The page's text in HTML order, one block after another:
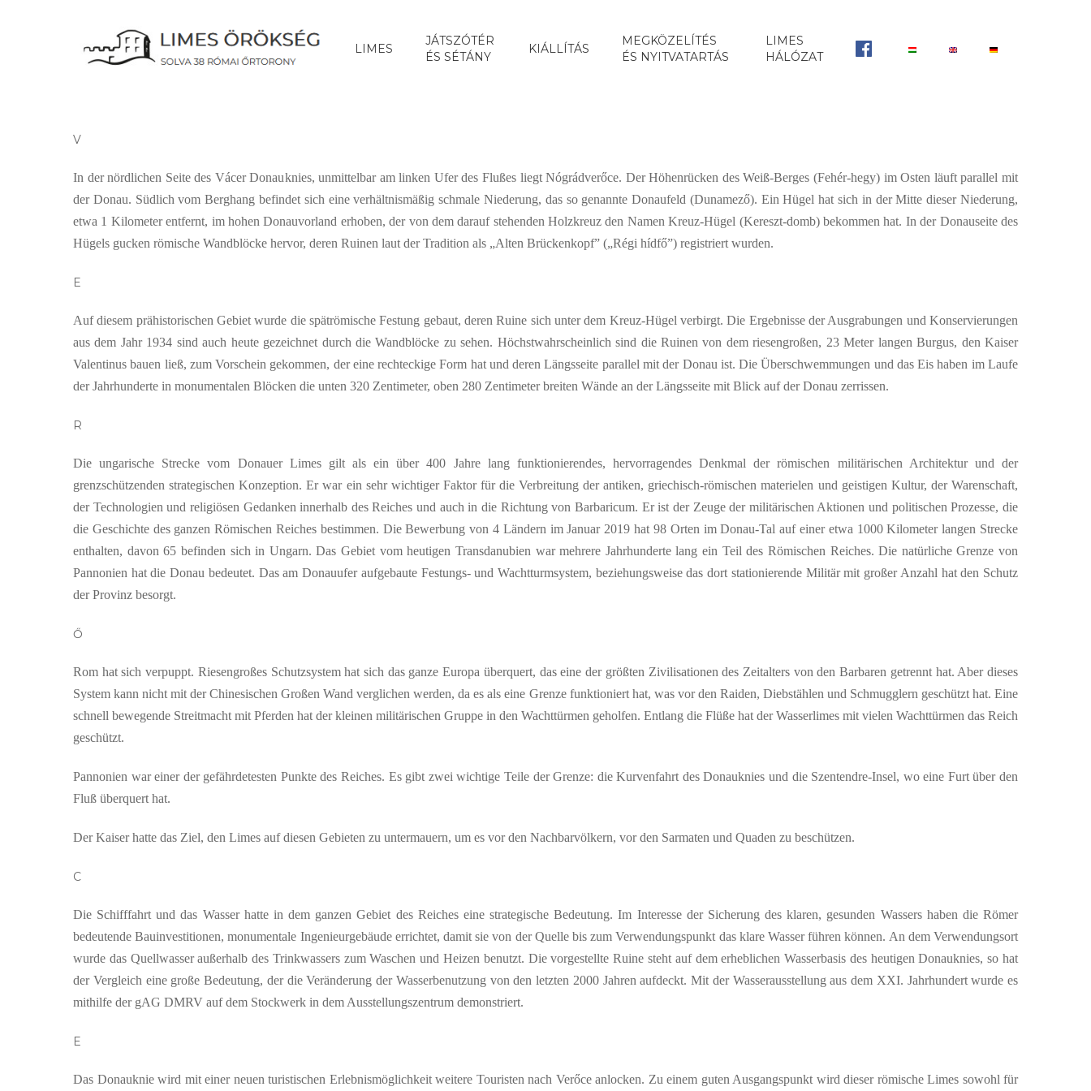
LIMES
JÁTSZÓTÉR
ÉS SÉTÁNY
KIÁLLÍTÁS
MEGKÖZELÍTÉS
ÉS NYITVATARTÁS
LIMES
HÁLÓZAT
FB
V
In der nördlichen Seite des Vácer Donauknies, unmittelbar am linken Ufer des Flußes liegt Nógrádverőce. Der Höhenrücken des Weiß-Berges (Fehér-hegy) im Osten läuft parallel mit
der Donau. Südlich vom Berghang befindet sich eine verhältnismäßig schmale Niederung, das so genannte Donaufeld (Dunamező). Ein Hügel hat sich in der Mitte dieser Niederung,
etwa 1 Kilometer entfernt, im hohen Donauvorland erhoben, der von dem darauf stehenden Holzkreuz den Namen Kreuz-Hügel (Kereszt-domb) bekommen hat. In der Donauseite des
Hügels gucken römische Wandblöcke hervor, deren Ruinen laut der Tradition als „Alten Brückenkopf” („Régi hídfő”) registriert wurden.
E
Auf diesem prähistorischen Gebiet wurde die spätrömische Festung gebaut, deren Ruine sich unter dem Kreuz-Hügel verbirgt. Die Ergebnisse der Ausgrabungen und Konservierungen
aus dem Jahr 1934 sind auch heute gezeichnet durch die Wandblöcke zu sehen. Höchstwahrscheinlich sind die Ruinen von dem riesengroßen, 23 Meter langen Burgus, den Kaiser
Valentinus bauen ließ, zum Vorschein gekommen, der eine rechteckige Form hat und deren Längsseite parallel mit der Donau ist. Die Überschwemmungen und das Eis haben im Laufe
der Jahrhunderte in monumentalen Blöcken die unten 320 Zentimeter, oben 280 Zentimeter breiten Wände an der Längsseite mit Blick auf der Donau zerrissen.
R
Die ungarische Strecke vom Donauer Limes gilt als ein über 400 Jahre lang funktionierendes, hervorragendes Denkmal der römischen militärischen Architektur und der
grenzschützenden strategischen Konzeption. Er war ein sehr wichtiger Faktor für die Verbreitung der antiken, griechisch-römischen materielen und geistigen Kultur, der Warenschaft,
der Technologien und religiösen Gedanken innerhalb des Reiches und auch in die Richtung von Barbaricum. Er ist der Zeuge der militärischen Aktionen und politischen Prozesse, die
die Geschichte des ganzen Römischen Reiches bestimmen. Die Bewerbung von 4 Ländern im Januar 2019 hat 98 Orten im Donau-Tal auf einer etwa 1000 Kilometer langen Strecke
enthalten, davon 65 befinden sich in Ungarn. Das Gebiet vom heutigen Transdanubien war mehrere Jahrhunderte lang ein Teil des Römischen Reiches. Die natürliche Grenze von
Pannonien hat die Donau bedeutet. Das am Donauufer aufgebaute Festungs- und Wachtturmsystem, beziehungsweise das dort stationierende Militär mit großer Anzahl hat den Schutz
der Provinz besorgt.
Ő
Rom hat sich verpuppt. Riesengroßes Schutzsystem hat sich das ganze Europa überquert, das eine der größten Zivilisationen des Zeitalters von den Barbaren getrennt hat. Aber dieses
System kann nicht mit der Chinesischen Großen Wand verglichen werden, da es als eine Grenze funktioniert hat, was vor den Raiden, Diebstählen und Schmugglern geschützt hat. Eine
schnell bewegende Streitmacht mit Pferden hat der kleinen militärischen Gruppe in den Wachttürmen geholfen. Entlang die Flüße hat der Wasserlimes mit vielen Wachttürmen das Reich
geschützt.
Pannonien war einer der gefährdetesten Punkte des Reiches. Es gibt zwei wichtige Teile der Grenze: die Kurvenfahrt des Donauknies und die Szentendre-Insel, wo eine Furt über den
Fluß überquert hat.
Der Kaiser hatte das Ziel, den Limes auf diesen Gebieten zu untermauern, um es vor den Nachbarvölkern, vor den Sarmaten und Quaden zu beschützen.
C
Die Schifffahrt und das Wasser hatte in dem ganzen Gebiet des Reiches eine strategische Bedeutung. Im Interesse der Sicherung des klaren, gesunden Wassers haben die Römer
bedeutende Bauinvestitionen, monumentale Ingenieurgebäude errichtet, damit sie von der Quelle bis zum Verwendungspunkt das klare Wasser führen können. An dem Verwendungsort
wurde das Quellwasser außerhalb des Trinkwassers zum Waschen und Heizen benutzt. Die vorgestellte Ruine steht auf dem erheblichen Wasserbasis des heutigen Donauknies, so hat
der Vergleich eine große Bedeutung, der die Veränderung der Wasserbenutzung von den letzten 2000 Jahren aufdeckt. Mit der Wasserausstellung aus dem XXI. Jahrhundert wurde es
mithilfe der gAG DMRV auf dem Stockwerk in dem Ausstellungszentrum demonstriert.
E
Das Donauknie wird mit einer neuen turistischen Erlebnismöglichkeit weitere Touristen nach Verőce anlocken. Zu einem guten Ausgangspunkt wird dieser römische Limes sowohl für